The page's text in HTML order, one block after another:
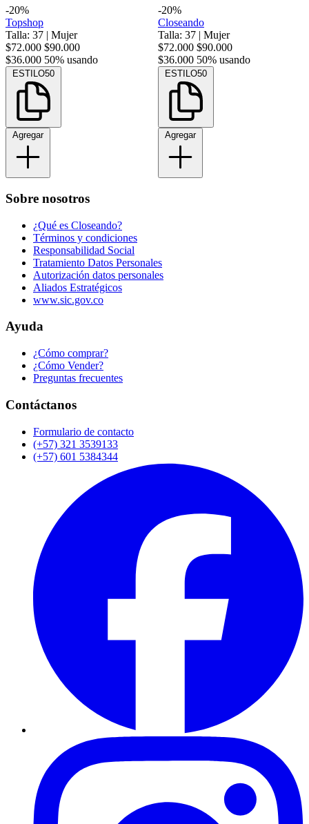
-20%
Topshop
Talla: 37 | Mujer
$72.000 $90.000
$36.000 50% usando
ESTILO50
Agregar
-20%
Closeando
Talla: 37 | Mujer
$72.000 $90.000
$36.000 50% usando
ESTILO50
Agregar
Sobre nosotros
¿Qué es Closeando?
Términos y condiciones
Responsabilidad Social
Tratamiento Datos Personales
Autorización datos personales
Aliados Estratégicos
www.sic.gov.co
Ayuda
¿Cómo comprar?
¿Cómo Vender?
Preguntas frecuentes
Contáctanos
Formulario de contacto
(+57) 321 3539133
(+57) 601 5384344